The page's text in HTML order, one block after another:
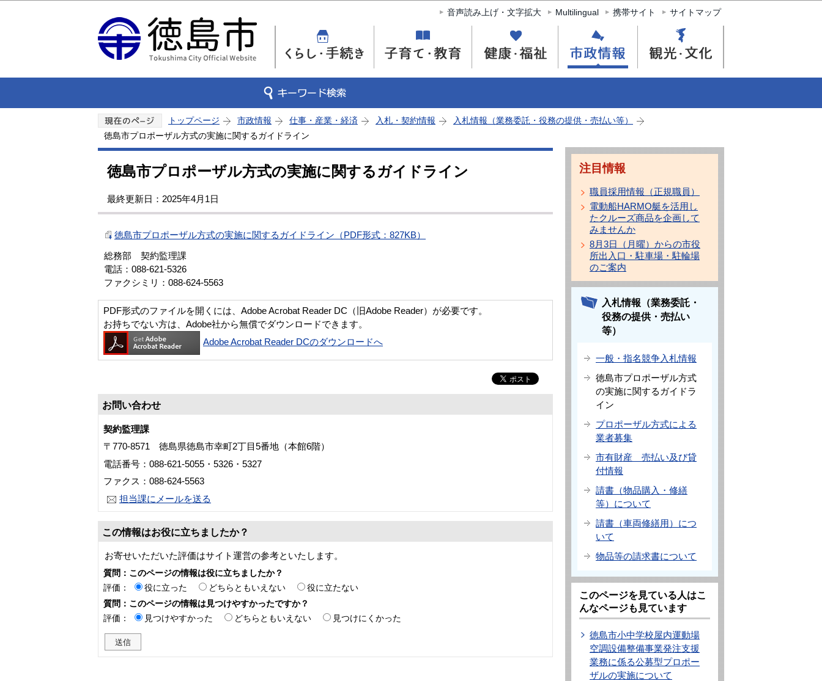
このページの本文へ移動
音声読み上げ・文字拡大 Multilingual 携帯サイト サイトマップ
トップページ 市政情報 仕事・産業・経済 入札・契約情報
入札情報（業務委託・役務の提供・売払い等）
徳島市プロポーザル方式の実施に関するガイドライン
徳島市プロポーザル方式の実施に関するガイドライン
最終更新日：2025年4月1日
徳島市プロポーザル方式の実施に関するガイドライン（PDF形式：827KB）
総務部 契約監理課
電話：088-621-5326
ファクシミリ：088-624-5563
PDF形式のファイルを開くには、Adobe Acrobat Reader DC（旧Adobe Reader）が必要です。
お持ちでない方は、Adobe社から無償でダウンロードできます。
Adobe Acrobat Reader DCのダウンロードへ
お問い合わせ
契約監理課
〒770-8571 徳島県徳島市幸町2丁目5番地（本館6階）
電話番号：088-621-5055・5326・5327
ファクス：088-624-5563
担当課にメールを送る
この情報はお役に立ちましたか？
お寄せいただいた評価はサイト運営の参考といたします。
質問：このページの情報は役に立ちましたか？
評価：
役に立った どちらともいえない
役に立たない
質問：このページの情報は見つけやすかったですか？
評価：
見つけやすかった どちらともいえない 見つけにくかった
注目情報
職員採用情報（正規職員）
電動船HARMO艇を活用し
たクルーズ商品を企画して
みませんか
8月3日（月曜）からの市役
所出入口・駐車場・駐輪場
のご案内
入札情報（業務委託・
役務の提供・売払い
等）
一般・指名競争入札情報
徳島市プロポーザル方式
の実施に関するガイドラ
イン
プロポーザル方式による
業者募集
市有財産 売払い及び貸
付情報
請書（物品購入・修繕
等）について
請書（車両修繕用）につ
いて
物品等の請求書について
このページを見ている人はこ
んなページも見ています
徳島市小中学校屋内運動場
空調設備整備事業発注支援
業務に係る公募型プロポー
ザルの実施について